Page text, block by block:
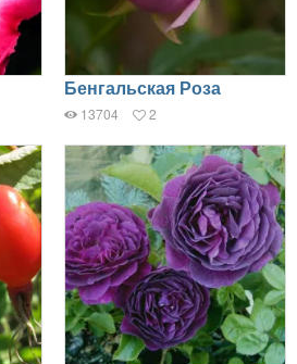
Бенгальская Роза
13704 2